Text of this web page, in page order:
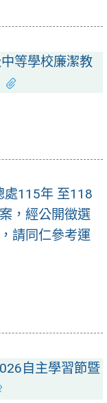
等學校廉潔教
處115年 至118
，經公開徵選
請同仁參考運
自主學習節暨